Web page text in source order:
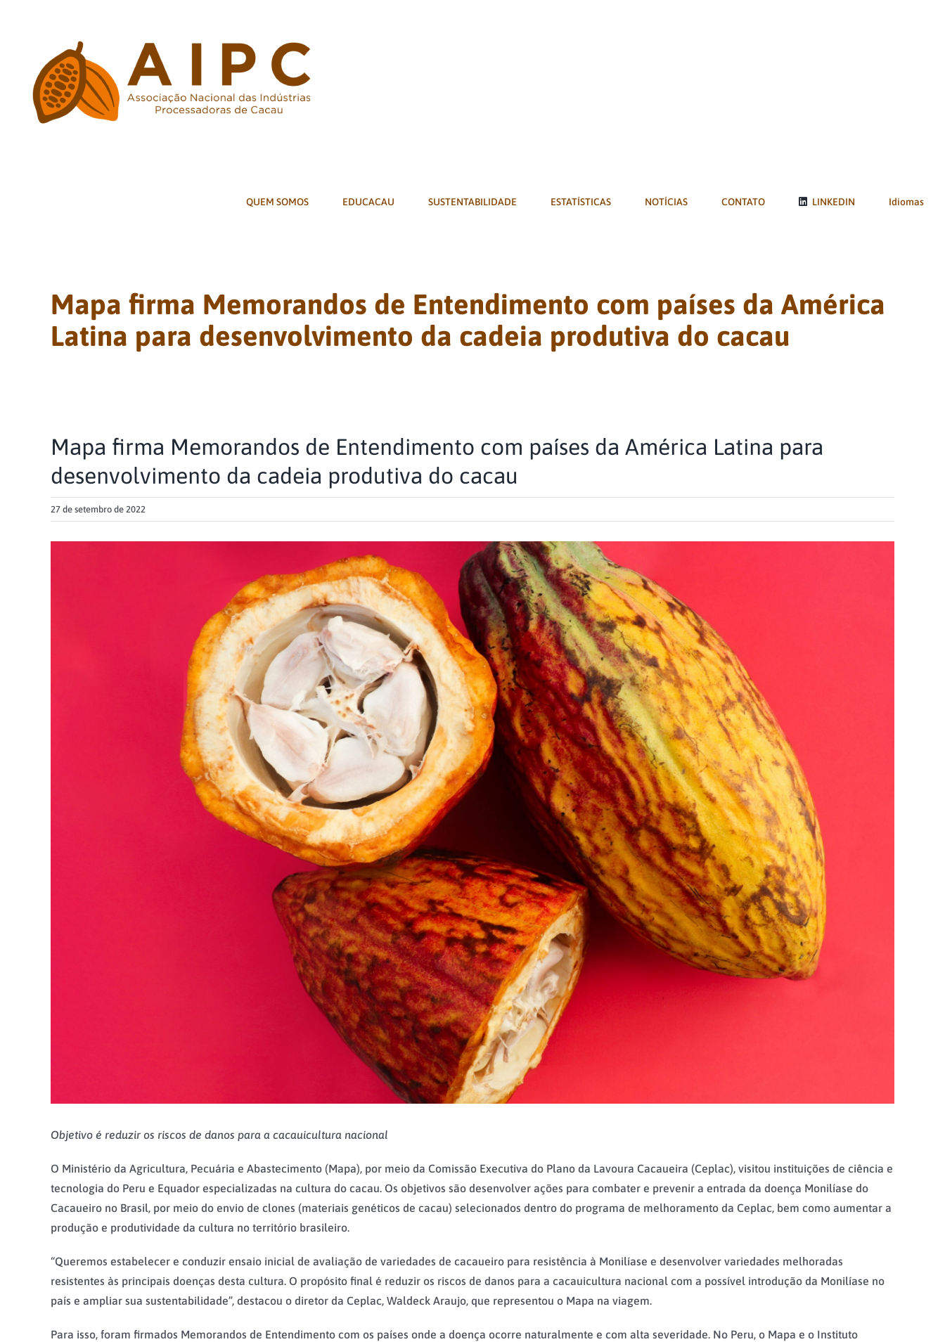
conteúdo
QUEM SOMOS EDUCACAU SUSTENTABILIDADE ESTATÍSTICAS NOTÍCIAS CONTATO LINKEDIN Idiomas
Mapa firma Memorandos de Entendimento com países da América
Latina para desenvolvimento da cadeia produtiva do cacau
Mapa firma Memorandos de Entendimento com países da América Latina para
desenvolvimento da cadeia produtiva do cacau
27 de setembro de 2022
Objetivo é reduzir os riscos de danos para a cacauicultura nacional
O Ministério da Agricultura, Pecuária e Abastecimento (Mapa), por meio da Comissão Executiva do Plano da Lavoura Cacaueira (Ceplac), visitou instituições de ciência e
tecnologia do Peru e Equador especializadas na cultura do cacau. Os objetivos são desenvolver ações para combater e prevenir a entrada da doença Monilíase do
Cacaueiro no Brasil, por meio do envio de clones (materiais genéticos de cacau) selecionados dentro do programa de melhoramento da Ceplac, bem como aumentar a
produção e produtividade da cultura no território brasileiro.
“Queremos estabelecer e conduzir ensaio inicial de avaliação de variedades de cacaueiro para resistência à Monilíase e desenvolver variedades melhoradas
resistentes às principais doenças desta cultura. O propósito final é reduzir os riscos de danos para a cacauicultura nacional com a possível introdução da Monilíase no
país e ampliar sua sustentabilidade”, destacou o diretor da Ceplac, Waldeck Araujo, que representou o Mapa na viagem.
Para isso, foram firmados Memorandos de Entendimento com os países onde a doença ocorre naturalmente e com alta severidade. No Peru, o Mapa e o Instituto